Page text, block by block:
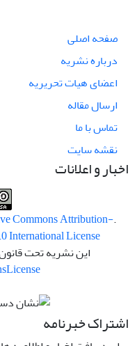
صفحه اصلی
درباره نشریه
اعضای هیات تحریریه
ارسال مقاله
تماس با ما
نقشه سایت
اخبار و اعلانات
.This work is licensed under a
Commons Attribution-
International License
این نشریه تحت
License
اشتراک خبرنامه